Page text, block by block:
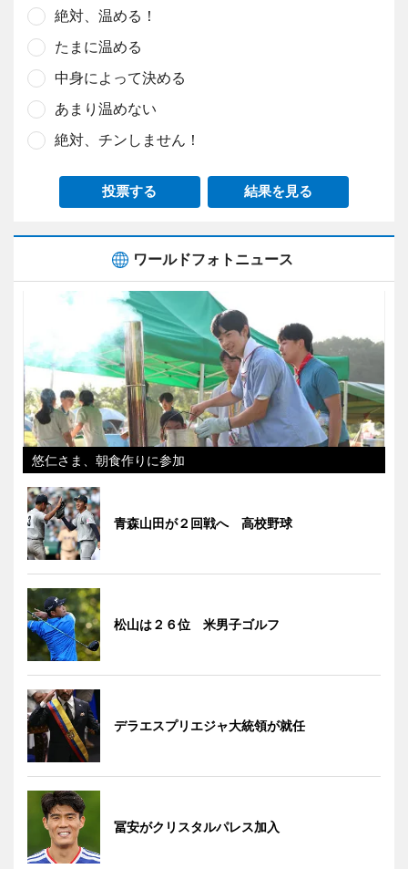
絶対、温める！
たまに温める
中身によって決める
あまり温めない
絶対、チンしません！
投票する 結果を見る
ワールドフォトニュース
悠仁さま、朝食作りに参加
青森山田が２回戦へ 高校野球
松山は２６位 米男子ゴルフ
デラエスプリエジャ大統領が就任
冨安がクリスタルパレス加入